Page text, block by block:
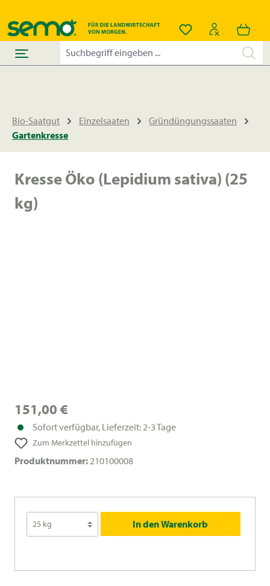
Du hast 0
Bio-Saatgut Einzelsaaten
Gründüngungssaaten
Gartenkresse
Kresse Öko (Lepidium sativa) (25
kg)
151,00 €
Sofort verfügbar, Lieferzeit: 2-3 Tage
Zum Merkzettel hinzufügen
Produktnummer:210100008
In den Warenkorb